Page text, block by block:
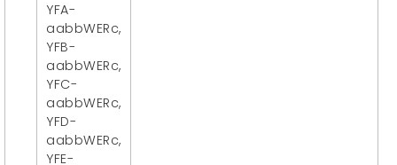
YFA-
aabbWERc,
YFB-
aabbWERc,
YFC-
aabbWERc,
YFD-
aabbWERc,
YFE-